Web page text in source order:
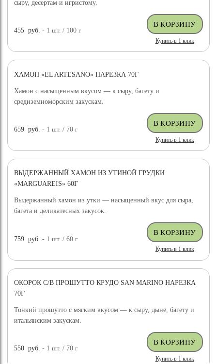
сыру, десертам и игристому.
455 руб. - 1шт. / 100г
Купить в 1 клик
ХАМОН «EL ARTESANO» НАРЕЗКА 70Г
Хамон с насыщенным вкусом — к сыру, багету и
средиземноморским закускам.
659 руб. - 1шт. / 70г
Купить в 1 клик
ВЫДЕРЖАННЫЙ ХАМОН ИЗ УТИНОЙ ГРУДКИ
«MARGUAREIS» 60Г
Выдержанный хамон из утки — насыщенный вкус для сыра,
багета и деликатесных закусок.
759 руб. - 1шт. / 60г
Купить в 1 клик
ОКОРОК С/В ПРОШУТТО КРУДО SAN MARINO НАРЕЗКА
70Г
Тонкий прошутто с мягким вкусом — к сыру, дыне, багету и
итальянским закускам.
550 руб. - 1шт. / 70г
Купить в 1 клик